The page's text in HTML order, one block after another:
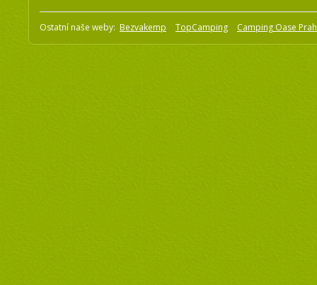
Ostatní naše weby: Bezvakemp TopCamping Camping Oase